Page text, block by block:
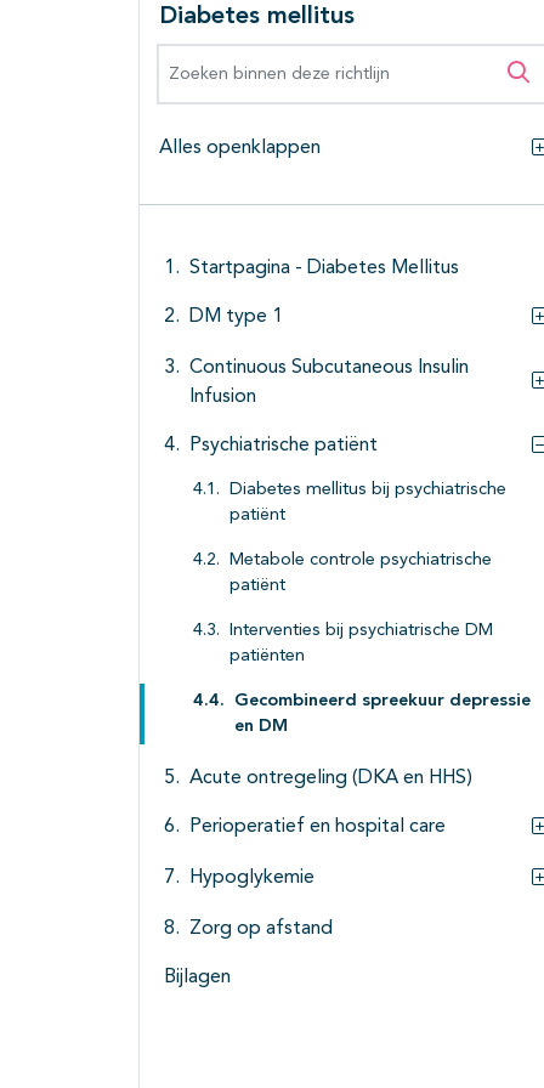
Diabetes mellitus
Alles openklappen
Startpagina - Diabetes Mellitus
DM type 1
Continuous Subcutaneous Insulin
Infusion
Psychiatrische patiënt
Diabetes mellitus bij psychiatrische
patiënt
Metabole controle psychiatrische
patiënt
Interventies bij psychiatrische DM
patiënten
Gecombineerd spreekuur depressie
en DM
Acute ontregeling (DKA en HHS)
Perioperatief en hospital care
Hypoglykemie
Zorg op afstand
Bijlagen